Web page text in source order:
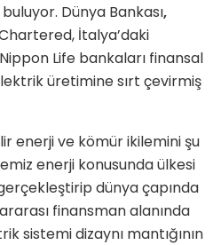
Dünya Bankası,
İtalya’daki
Life bankaları finansal
üretimine sırt çevirmiş
enerji ve kömür ikilemini şu
enerji konusunda ülkesi
dünya çapında
finansman alanında
sistemi dizaynı mantığının